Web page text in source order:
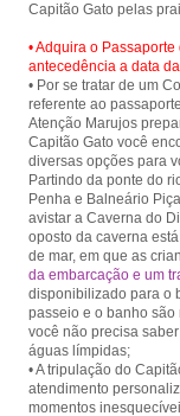
• Adquira o
antecedência a data
• Por se tratar de um
referente ao
Atenção Marujos
Capitão Gato você
diversas opções para
Partindo da ponte do
Penha e Balneário
avistar a Caverna do
oposto da caverna
de mar, em que as
da embarcação e um
disponibilizado para o
passeio e o banho
você não precisa
águas límpidas;
• A tripulação do
atendimento